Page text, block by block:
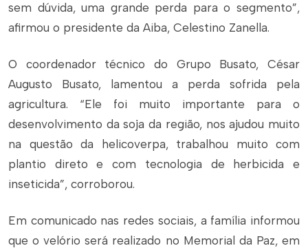
sem dúvida, uma grande perda para o segmento”,
afirmou o presidente da Aiba, Celestino Zanella.
O coordenador técnico do Grupo Busato, César
Augusto Busato, lamentou a perda sofrida pela
agricultura. “Ele foi muito importante para o
desenvolvimento da soja da região, nos ajudou muito
na questão da helicoverpa, trabalhou muito com
plantio direto e com tecnologia de herbicida e
inseticida”, corroborou.
Em comunicado nas redes sociais, a família informou
que o velório será realizado no Memorial da Paz, em